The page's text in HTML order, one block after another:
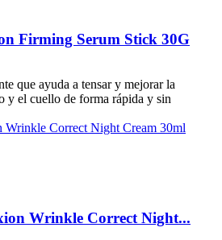
Firming Serum Stick 30G
que ayuda a tensar y mejorar la
y el cuello de forma rápida y sin
Wrinkle Correct Night...